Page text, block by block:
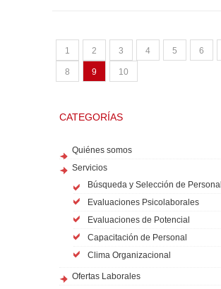
1 2 3 4 5 6
8 9 10
CATEGORÍAS
Quiénes somos
Servicios
Búsqueda y Selección de Personal
Evaluaciones Psicolaborales
Evaluaciones de Potencial
Capacitación de Personal
Clima Organizacional
Ofertas Laborales